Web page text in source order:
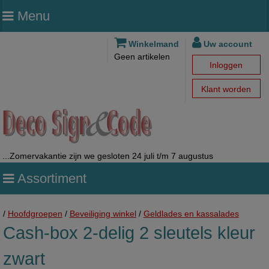
Menu
Winkelmand
Geen artikelen
Uw account
Inloggen
Klant worden
...Zomervakantie zijn we gesloten 24 juli t/m 7 augustus
Assortiment
/ Hoofdgroepen / Beveiliging winkel / Geldlades en kassalades
Cash-box 2-delig 2 sleutels kleur
zwart